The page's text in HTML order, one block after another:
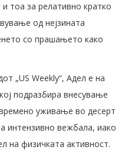
тоа за релативно кратко
од нејзината
со прашањето како
„US Weekly“, Адел е на
подразбира внесување
уживање во десерт
интензивно вежбала, иако
на физичката активност.